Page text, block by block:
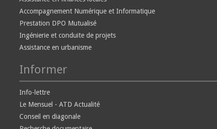
Accompagnement Numérique et Informatique
Prestation DPO Mutualisé
Ingénierie et conduite de projets
Assistance en urbanisme
Informer
Info-lettre
Le Mensuel - ATD Actualité
Conseil en diagonale